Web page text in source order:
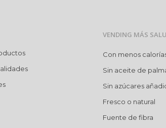
VENDING MÁS
Con menos
Sin aceite de
Sin azúcares
Fresco o natural
Fuente de fibra